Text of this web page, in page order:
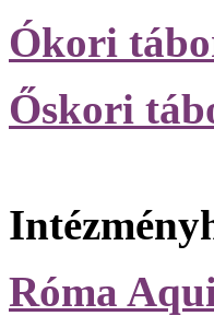
Ókori
Őskori
Róma